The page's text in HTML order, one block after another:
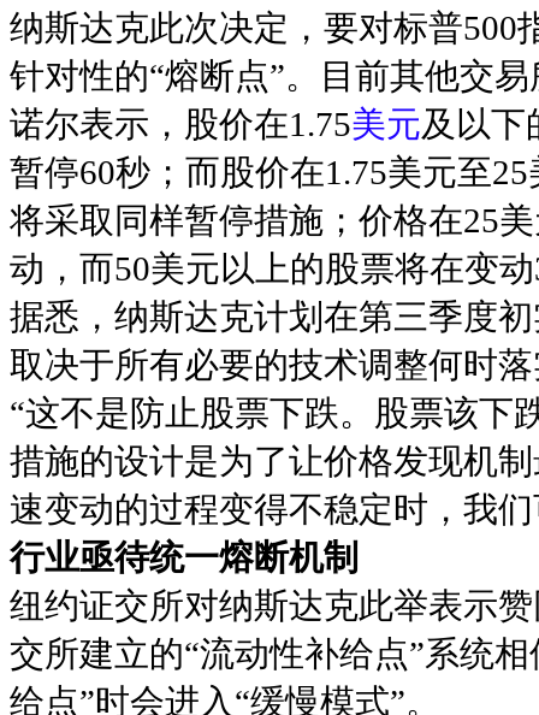
纳斯达克此次决定，要对标普500
针对性的“熔断点”。目前其他交
诺尔表示，股价在1.75美元及以下
暂停60秒；而股价在1.75美元至
将采取同样暂停措施；价格在25
动，而50美元以上的股票将在变
据悉，纳斯达克计划在第三季度
取决于所有必要的技术调整何时
“这不是防止股票下跌。股票该下
措施的设计是为了让价格发现机
速变动的过程变得不稳定时，我
行业亟待统一熔断机制
纽约证交所对纳斯达克此举表示
交所建立的“流动性补给点”系统
给点”时会进入“缓慢模式”。